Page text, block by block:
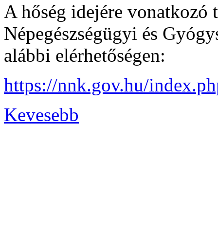
A hőség idejére vonatkozó
Népegészségügyi és
alábbi elérhetőségen:
https://nnk.gov.hu/
Kevesebb